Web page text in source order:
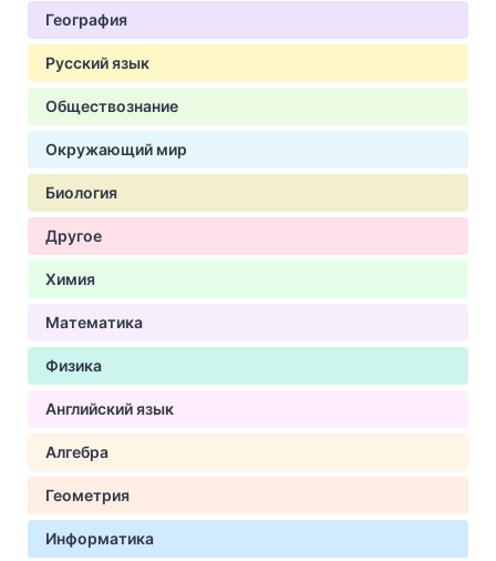
География
Русский язык
Обществознание
Окружающий мир
Биология
Другое
Химия
Математика
Физика
Английский язык
Алгебра
Геометрия
Информатика